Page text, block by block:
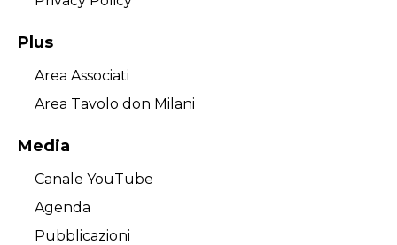
Plus
Area Associati
Area Tavolo don Milani
Media
Canale YouTube
Agenda
Pubblicazioni